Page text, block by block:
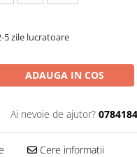
5 zile lucratoare
ADAUGA IN COS
Ai nevoie de ajutor?
Cere informatii